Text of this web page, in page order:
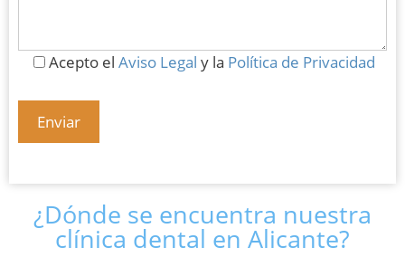
Acepto el Aviso Legal y la Política de Privacidad
¿Dónde se encuentra nuestra
clínica dental en Alicante?